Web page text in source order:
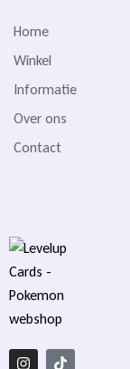
Home
Winkel
Informatie
Over ons
Contact